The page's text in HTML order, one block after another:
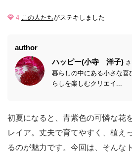
4 この人たちがステキしました
author
ハッピー(小寺 洋子)
暮らしの中にある小さな喜
らしを楽しむクリエイ...
初夏になると、青紫色の可憐な花
レイア。丈夫で育てやすく、植え
るのが魅力です。今回は、そんな